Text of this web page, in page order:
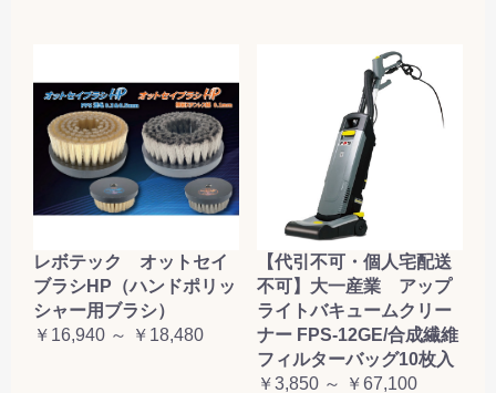
レボテック オットセイ
ブラシHP（ハンドポリッ
シャー用ブラシ）
￥16,940 ～ ￥18,480
【代引不可・個人宅配送
不可】大一産業 アップ
ライトバキュームクリー
ナー FPS-12GE/合成繊維
フィルターバッグ10枚入
￥3,850 ～ ￥67,100